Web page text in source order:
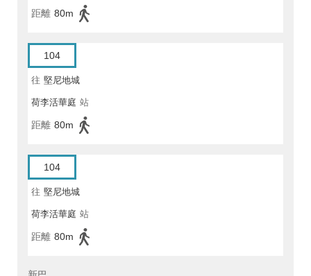
距離 80m
104
往 堅尼地城
荷李活華庭 站
距離 80m
104
往 堅尼地城
荷李活華庭 站
距離 80m